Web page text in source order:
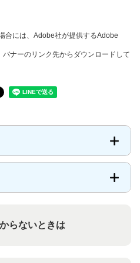
合には、Adobe社が提供するAdobe
ナーのリンク先からダウンロードして
らないときは